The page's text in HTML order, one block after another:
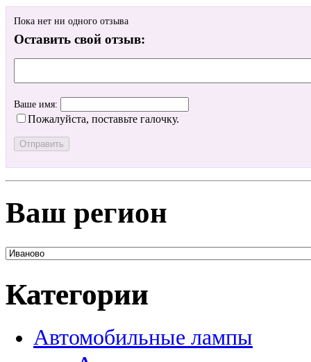
Пока нет ни одного отзыва
Оставить свой отзыв:
Ваше имя:
Пожалуйста, поставьте галочку.
Ваш регион
Категории
Автомобильные лампы